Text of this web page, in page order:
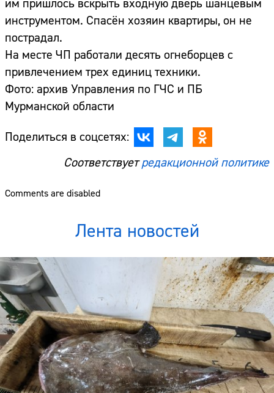
им пришлось вскрыть входную дверь шанцевым
инструментом. Спасён хозяин квартиры, он не
пострадал.
На месте ЧП работали десять огнеборцев с
привлечением трех единиц техники.
Фото: архив Управления по ГЧС и ПБ
Мурманской области
Поделиться в соцсетях:
Соответствуетредакционной политике
Comments are disabled
Лента новостей